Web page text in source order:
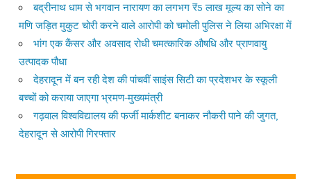
बद्रीनाथ धाम से भगवान नारायण का लगभग ₹5 लाख मूल्य का सोने का
मणि जड़ित मुकुट चोरी करने वाले आरोपी को चमोली पुलिस ने लिया अभिरक्षा में
भांग एक कैंसर और अवसाद रोधी चमत्कारिक औषधि और प्राणवायु
उत्पादक पौधा
देहरादून में बन रही देश की पांचवीं साइंस सिटी का प्रदेशभर के स्कूली
बच्चों को कराया जाएगा भ्रमण-मुख्यमंत्री
गढ़वाल विश्वविद्यालय की फर्जी मार्कशीट बनाकर नौकरी पाने की जुगत,
देहरादून से आरोपी गिरफ्तार